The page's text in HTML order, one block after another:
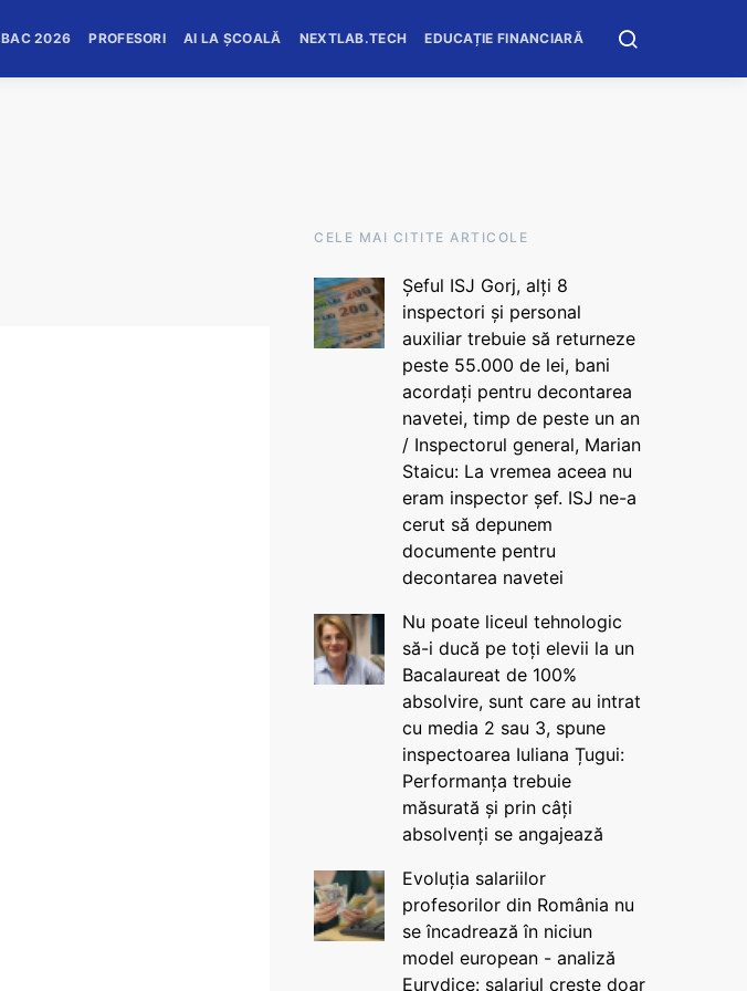
BAC 2026 PROFESORI AI LA ȘCOALĂ NEXTLAB.TECH EDUCAȚIE FINANCIARĂ
CELE MAI CITITE ARTICOLE
Șeful ISJ Gorj, alți 8
inspectori și personal
auxiliar trebuie să returneze
peste 55.000 de lei, bani
acordați pentru decontarea
navetei, timp de peste un an
/ Inspectorul general, Marian
Staicu: La vremea aceea nu
eram inspector șef. ISJ ne-a
cerut să depunem
documente pentru
decontarea navetei
Nu poate liceul tehnologic
să-i ducă pe toți elevii la un
Bacalaureat de 100%
absolvire, sunt care au intrat
cu media 2 sau 3, spune
inspectoarea Iuliana Țugui:
Performanța trebuie
măsurată și prin câți
absolvenți se angajează
Evoluția salariilor
profesorilor din România nu
se încadrează în niciun
model european - analiză
Eurydice: salariul crește doar